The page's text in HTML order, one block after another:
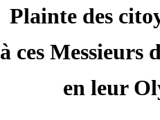
Plainte des
à ces Messieurs
en leur